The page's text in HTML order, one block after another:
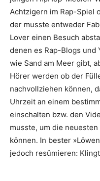
Achtzigern im Rap-Spiel
der musste entweder
Lover einen Besuch
denen es Rap-Blogs und
wie Sand am Meer gibt,
Hörer werden ob der
nachvollziehen können,
Uhrzeit an einem
einschalten bzw. den
musste, um die
können. In bester
jedoch resümieren: